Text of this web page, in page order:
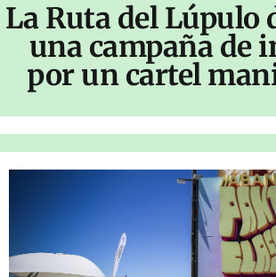
La Ruta del Lúpulo
una campaña de
por un cartel